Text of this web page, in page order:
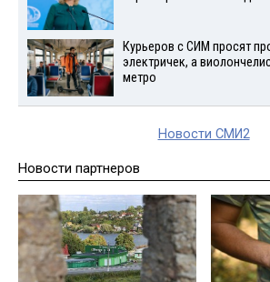
Курьеров с СИМ просят
электричек, а
метро
Новости СМИ2
Новости партнеров